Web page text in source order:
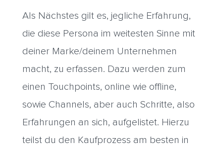
Als Nächstes gilt es, jegliche Erfahrung,
die diese Persona im weitesten Sinne mit
deiner Marke/deinem Unternehmen
macht, zu erfassen. Dazu werden zum
einen Touchpoints, online wie offline,
sowie Channels, aber auch Schritte, also
Erfahrungen an sich, aufgelistet. Hierzu
teilst du den Kaufprozess am besten in